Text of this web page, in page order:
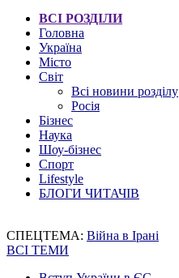
ВСІ РОЗДІЛИ
Головна
Україна
Місто
Світ
Всі новини розділу
Росія
Бізнес
Наука
Шоу-бізнес
Спорт
Lifestyle
БЛОГИ ЧИТАЧІВ
СПЕЦТЕМА: Війна в Ірані
ВСІ ТЕМИ